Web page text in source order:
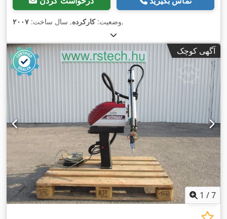
وضعیت:کارکرده, سال ساخت: ۲۰۰۷ ,
آگهی کوچک
1 /7